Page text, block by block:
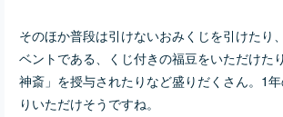
そのほか普段は引けないおみくじを引けたり
ベントである、くじ付きの福豆をいただけたり
神斎」を授与されたりなど盛りだくさん。 1
りいただけそうですね。